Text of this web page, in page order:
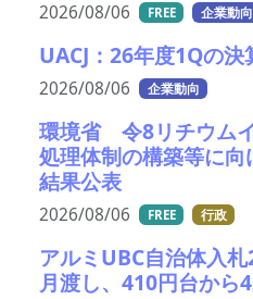
2026/08/06 FREE 企業動向
UACJ：26年度1Qの決
2026/08/06 企業動向
環境省 令8リチウム
処理体制の構築等に
結果公表
2026/08/06 FREE 行政
アルミUBC自治体入
月渡し、410円台から